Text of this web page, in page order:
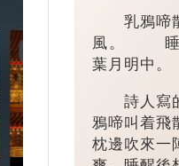
乳鴉啼散
風。 睡
葉月明中。
詩人寫的
鴉啼叫着飛
枕邊吹來一